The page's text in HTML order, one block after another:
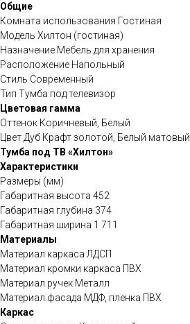
Общие
Комната использования Гостиная
Модель Хилтон (гостиная)
Назначение Мебель для хранения
Расположение Напольный
Стиль Современный
Тип Тумба под телевизор
Цветовая гамма
Оттенок Коричневый, Белый
Цвет Дуб Крафт золотой, Белый матовый
Тумба под ТВ «Хилтон»
Характеристики
Размеры (мм)
Габаритная высота 452
Габаритная глубина 374
Габаритная ширина 1 711
Материалы
Материал каркаса ЛДСП
Материал кромки каркаса ПВХ
Материал ручек Металл
Материал фасада МДФ, пленка ПВХ
Каркас